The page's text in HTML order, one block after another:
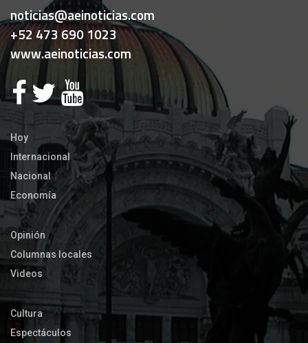
noticias@aeinoticias.com
+52 473 690 1023
www.aeinoticias.com
Hoy
Internacional
Nacional
Economía
Opinión
Columnas locales
Videos
Cultura
Espectáculos